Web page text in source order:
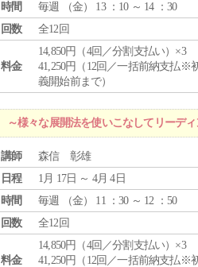
時間
毎週 （金） 13 ：10 ～ 14 ：30
回数
全12回
料金
14,850円（4回／分割支払い）×3
41,250円（12回／一括前納支払※
義開始前まで）
様々な展開法を使いこなしてリーディ
講師
森信 彰雄
日程
1月 17日 ～ 4月 4日
時間
毎週 （金） 11 ：30 ～ 12 ：50
回数
全12回
料金
14,850円（4回／分割支払い）×3
41,250円（12回／一括前納支払※